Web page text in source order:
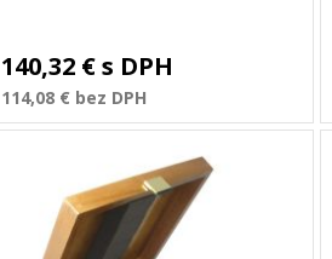
140,32 €s DPH
114,08 € bez DPH